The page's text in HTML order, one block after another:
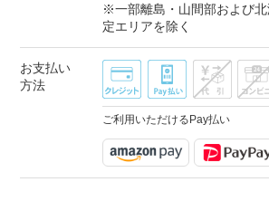
※一部離島・山間部および
定エリアを除く
お支払い
方法
ご利用いただけるPay払い